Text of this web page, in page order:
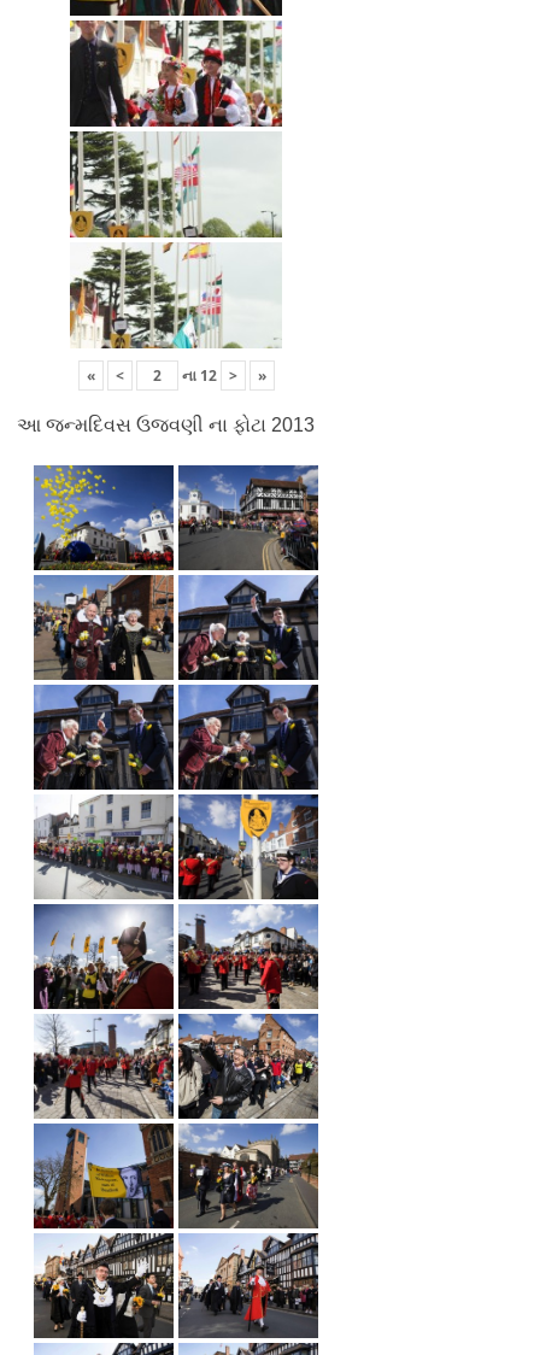
« < ના 12 > »
આ જન્મદિવસ ઉજવણી ના ફોટા 2013